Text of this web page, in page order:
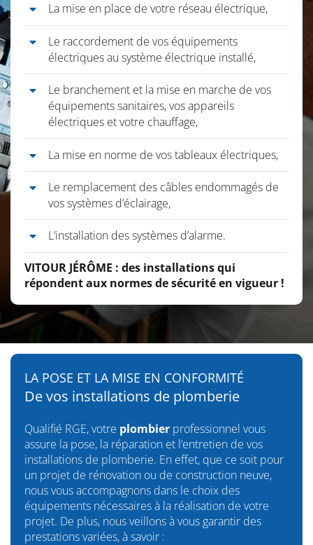
La mise en place de votre réseau électrique,
Le raccordement de vos équipements
électriques au système électrique installé,
Le branchement et la mise en marche de vos
équipements sanitaires, vos appareils
électriques et votre chauffage,
La mise en norme de vos tableaux électriques,
Le remplacement des câbles endommagés de
vos systèmes d’éclairage,
L’installation des systèmes d’alarme.
VITOUR JÉRÔME : des installations qui
répondent aux normes de sécurité en vigueur !
LA POSE ET LA MISE EN CONFORMITÉ
De vos installations de plomberie
Qualifié RGE, votre plombier professionnel vous
assure la pose, la réparation et l’entretien de vos
installations de plomberie. En effet, que ce soit pour
un projet de rénovation ou de construction neuve,
nous vous accompagnons dans le choix des
équipements nécessaires à la réalisation de votre
projet. De plus, nous veillons à vous garantir des
prestations variées, à savoir :